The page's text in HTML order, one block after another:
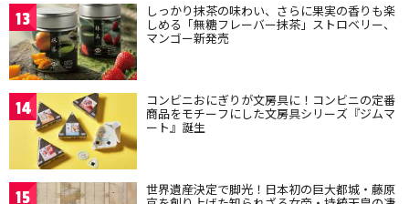
13 しっかり抹茶の味わい、さらに果実の香りも楽
しめる「無糖フレーバー抹茶」ストロベリー、
マンゴー新発売
14 コンビニおにぎりが文房具に！コンビニの定番
商品をモチーフにした文房具シリーズ『ジムマ
ート』誕生
15 世界遺産決定で脚光！日本初の巨大都城・藤原